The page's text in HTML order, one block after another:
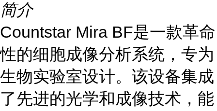
简介
Countstar Mira BF是一款革命
性的细胞成像分析系统，专为
生物实验室设计。该设备集成
了先进的光学和成像技术，能